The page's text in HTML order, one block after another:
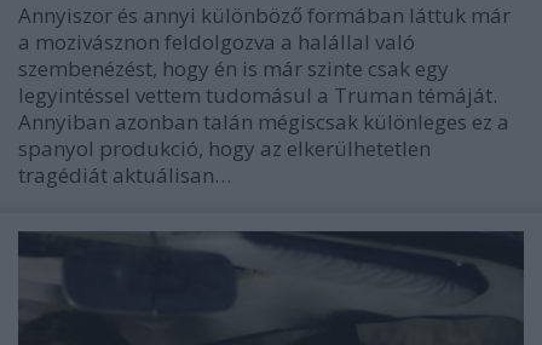
Annyiszor és annyi különböző formában láttuk már
a mozivásznon feldolgozva a halállal való
szembenézést, hogy én is már szinte csak egy
legyintéssel vettem tudomásul a Truman témáját.
Annyiban azonban talán mégiscsak különleges ez a
spanyol produkció, hogy az elkerülhetetlen
tragédiát aktuálisan…